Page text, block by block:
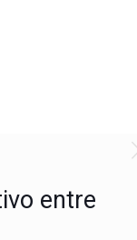
entre